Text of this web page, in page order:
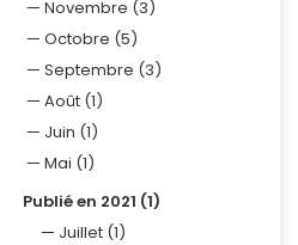
Novembre (3)
Octobre (5)
Septembre (3)
Août (1)
Juin (1)
Mai (1)
Publié en 2021 (1)
Juillet (1)